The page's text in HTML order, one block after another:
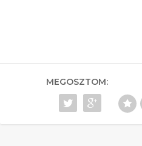
MEGOSZTOM: